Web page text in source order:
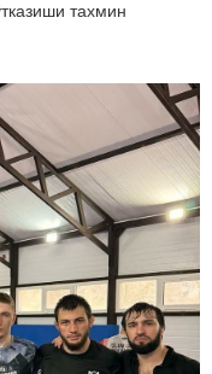
тахмин